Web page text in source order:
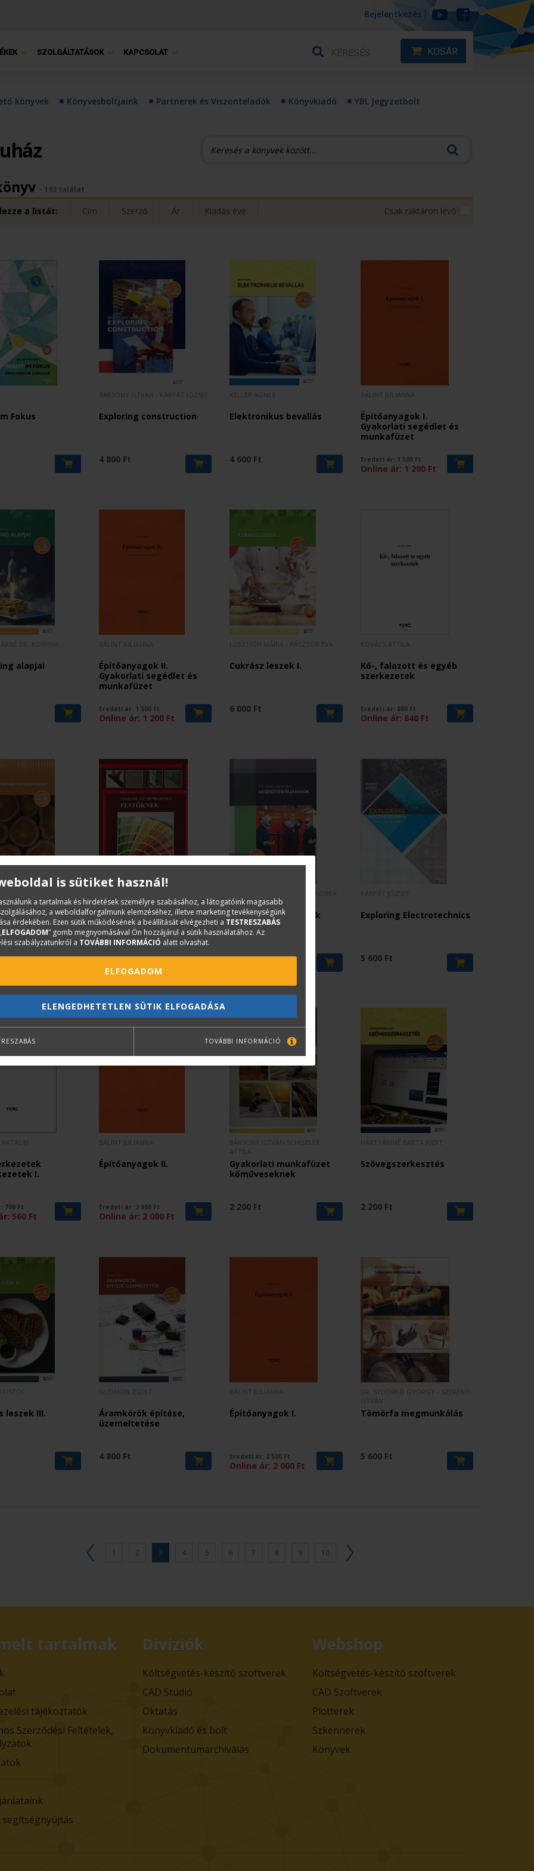
Bejelentkezés
SZOLGÁLTATÁSOK KAPCSOLAT KOSÁR
könyvek Könyvesboltjaink Partnerek és Viszonteladók Könyvkiadó YBL Jegyzetbolt
- 193 találat
a listát: Cím Szerző Ár Kiadás éve Csak raktáron lévő
Fokus Exploring construction
4 800 Ft
Elektronikus bevallás
4 600 Ft
Építőanyagok I.
Gyakorlati segédlet és
munkafüzet
Eredeti ár: 1 500Ft
Online ár: 1 200Ft
alapjai
Építőanyagok II.
Gyakorlati segédlet és
munkafüzet
Eredeti ár: 1 500Ft
Online ár: 1 200Ft
Cukrász leszek I.
6 000 Ft
Kő-, falazott és egyéb
szerkezetek
Eredeti ár: 800Ft
Online ár: 640Ft
Gyakorlati munkafüzet
festőknek
5 600 Ft
Hegesztési eljárások
5 200 Ft
Exploring Electrotechnics
5 600 Ft
I.
700Ft
560Ft
Építőanyagok II.
Eredeti ár: 2 500Ft
Online ár: 2 000Ft
Gyakorlati munkafüzet
kőműveseknek
2 200 Ft
Szövegszerkesztés
2 200 Ft
leszek III.
Áramkörök építése,
üzemeltetése
4 800 Ft
Építőanyagok I.
Eredeti ár: 2 500 Ft
Online ár: 2 000 Ft
Tömörfa megmunkálás
5 600 Ft
1 2 3 4 5 6 7 8 9 10
tartalmak
tájékoztatók
Szerződési Feltételek,
segítségnyújtás
Divíziók
Költségvetés-készítő szoftverek
CAD Stúdió
Oktatás
Könyvkiadó és bolt
Dokumentumarchiválás
Webshop
Költségvetés-készítő szoftverek
CAD Szoftverek
Plotterek
Szkennerek
Könyvek
is sütiket használ!
a tartalmak és hirdetések személyre szabásához, a látogatóink magasabb
a weboldalforgalmunk elemzéséhez, illetve marketing tevékenységünk
érdekében. Ezen sütik működésének a beállítását elvégezheti a TESTRESZABÁS
ELFOGADOM” gomb megnyomásával Ön hozzájárul a sütik használatához. Az
szabályzatunkról a TOVÁBBI INFORMÁCIÓ alatt olvashat.
ELFOGADOM
ELENGEDHETETLEN SÜTIK ELFOGADÁSA
TOVÁBBI INFORMÁCIÓ